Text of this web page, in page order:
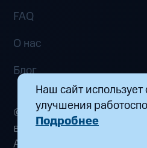
Наш сайт использует
улучшения
Подробнее
FAQ
О нас
Блог
© 2026 ООО
вычислений». Все права
Адрес: 115432, г. Москва,